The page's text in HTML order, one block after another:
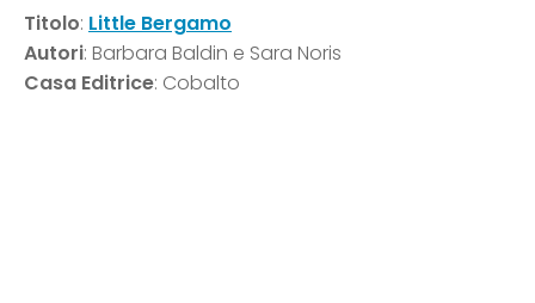
Titolo: Little Bergamo
Autori: Barbara Baldin e Sara Noris
Casa Editrice: Cobalto